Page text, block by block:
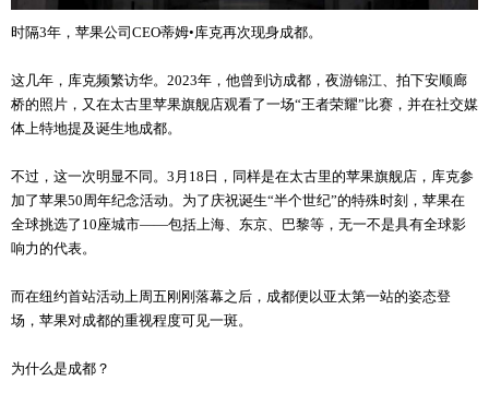
时隔3年，苹果公司CEO蒂姆•库克再次现身成都。
这几年，库克频繁访华。2023年，他曾到访成都，夜游锦江、拍下安顺廊
桥的照片，又在太古里苹果旗舰店观看了一场“王者荣耀”比赛，并在社交媒
体上特地提及诞生地成都。
不过，这一次明显不同。3月18日，同样是在太古里的苹果旗舰店，库克参
加了苹果50周年纪念活动。为了庆祝诞生“半个世纪”的特殊时刻，苹果在
全球挑选了10座城市——包括上海、东京、巴黎等，无一不是具有全球影
响力的代表。
而在纽约首站活动上周五刚刚落幕之后，成都便以亚太第一站的姿态登
场，苹果对成都的重视程度可见一斑。
为什么是成都？